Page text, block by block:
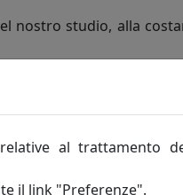
nostro studio, alla
dalla tavola delle feste
al trattamento
il link "Preferenze".